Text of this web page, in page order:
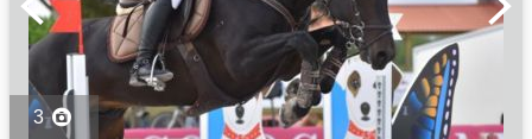
3